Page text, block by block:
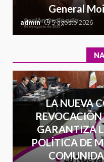
General
admin 5 agosto 2026
LA NUEVA
REVOCACIÓN
GARANTIZA
POLÍTICA DE